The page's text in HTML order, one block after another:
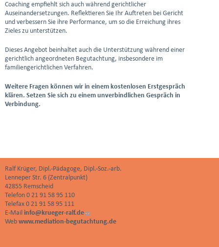
Coaching empfiehlt sich auch während gerichtlicher
Auseinandersetzungen. Reflektieren Sie Ihr Auftreten bei Gericht
und verbessern Sie ihre Performance, um so die Erreichung ihres
Zieles zu unterstützen.
Dieses Angebot beinhaltet auch die Unterstützung während einer
gerichtlich angeordneten Begutachtung, insbesondere im
familiengerichtlichen Verfahren.
Weitere Fragen können wir in einem kostenlosen Erstgespräch
klären. Setzen Sie sich zu einem unverbindlichen Gespräch in
Verbindung.
Ralf Krüger, Dipl.-Pädagoge, Dipl.-Soz.-arb.
Lenneper Str. 6 (Zentralpunkt)
42855 Remscheid
Telefon 0 21 91 58 95 110
Telefax 0 21 91 58 95 111
E-Mail info@krueger-ralf.de(
l
Web www.mediation-begutachtung.de